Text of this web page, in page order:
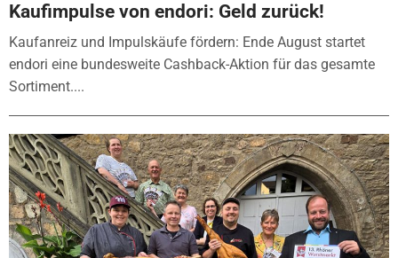
Kaufimpulse von endori: Geld zurück!
Kaufanreiz und Impulskäufe fördern: Ende August startet
endori eine bundesweite Cashback-Aktion für das gesamte
Sortiment....